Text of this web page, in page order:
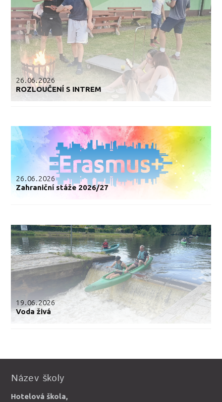
26.06.2026
ROZLOUČENÍ S INTREM
26.06.2026
Zahraniční stáže 2026/27
19.06.2026
Voda živá
Název školy
Hotelová škola,